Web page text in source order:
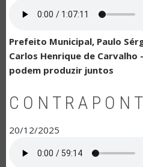
Prefeito Municipal, Paulo
Carlos Henrique de Carvalho
podem produzir juntos
20/12/2025